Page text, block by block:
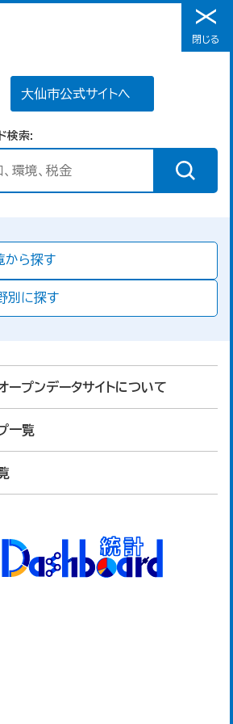
メニュー
大仙市公式サイトへ
検索
から探す
別に探す
ープンデータサイトについて
一覧
閉じる